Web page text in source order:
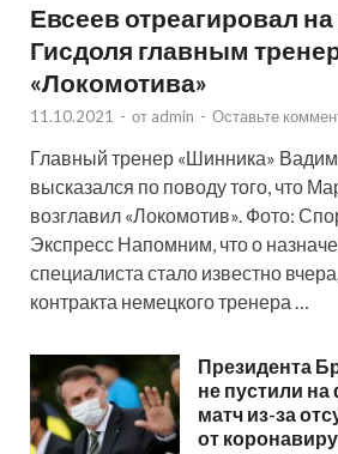
Евсеев отреагировал
Гисдоля главным
«Локомотива»
11.10.2021 - от admin - Оставьте
Главный тренер «Шинника»
высказался по поводу того, что
возглавил «Локомотив». Фото:
Экспресс Напомним, что о
специалиста стало известно
контракта немецкого тренера …
Президента
не пустили
матч из-за
от